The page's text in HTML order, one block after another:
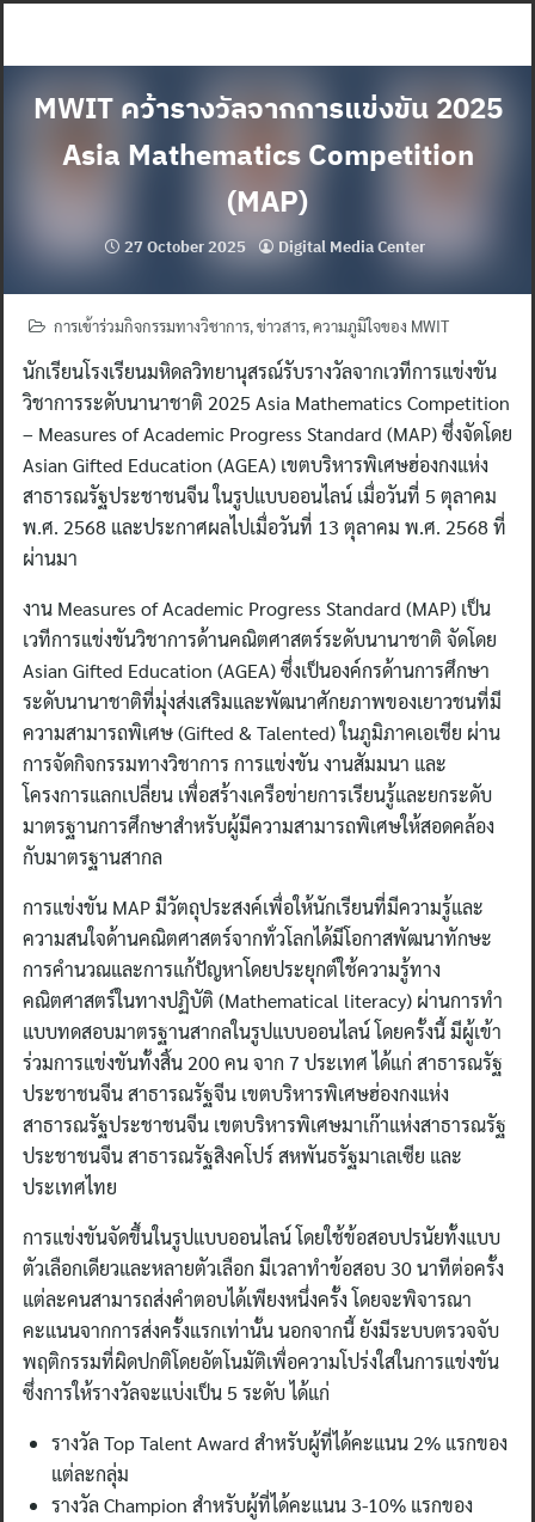
MWIT คว้ารางวัลจากการแข่งขัน 2025
Asia Mathematics Competition
(MAP)
27 October 2025 Digital Media Center
การเข้าร่วมกิจกรรมทางวิชาการ,ข่าวสาร,ความภูมิใจของ MWIT
นักเรียนโรงเรียนมหิดลวิทยานุสรณ์รับรางวัลจากเวทีการแข่งขัน
วิชาการระดับนานาชาติ 2025 Asia Mathematics Competition
– Measures of Academic Progress Standard (MAP) ซึ่งจัดโดย
Asian Gifted Education (AGEA) เขตบริหารพิเศษฮ่องกงแห่ง
สาธารณรัฐประชาชนจีน ในรูปแบบออนไลน์ เมื่อวันที่ 5 ตุลาคม
พ.ศ. 2568 และประกาศผลไปเมื่อวันที่ 13 ตุลาคม พ.ศ. 2568 ที่
ผ่านมา
งาน Measures of Academic Progress Standard (MAP) เป็น
เวทีการแข่งขันวิชาการด้านคณิตศาสตร์ระดับนานาชาติ จัดโดย
Asian Gifted Education (AGEA) ซึ่งเป็นองค์กรด้านการศึกษา
ระดับนานาชาติที่มุ่งส่งเสริมและพัฒนาศักยภาพของเยาวชนที่มี
ความสามารถพิเศษ (Gifted & Talented) ในภูมิภาคเอเชีย ผ่าน
การจัดกิจกรรมทางวิชาการ การแข่งขัน งานสัมมนา และ
โครงการแลกเปลี่ยน เพื่อสร้างเครือข่ายการเรียนรู้และยกระดับ
มาตรฐานการศึกษาสำหรับผู้มีความสามารถพิเศษให้สอดคล้อง
กับมาตรฐานสากล
การแข่งขัน MAP มีวัตถุประสงค์เพื่อให้นักเรียนที่มีความรู้และ
ความสนใจด้านคณิตศาสตร์จากทั่วโลกได้มีโอกาสพัฒนาทักษะ
การคำนวณและการแก้ปัญหาโดยประยุกต์ใช้ความรู้ทาง
คณิตศาสตร์ในทางปฏิบัติ (Mathematical literacy) ผ่านการทำ
แบบทดสอบมาตรฐานสากลในรูปแบบออนไลน์ โดยครั้งนี้ มีผู้เข้า
ร่วมการแข่งขันทั้งสิ้น 200 คน จาก 7 ประเทศ ได้แก่ สาธารณรัฐ
ประชาชนจีน สาธารณรัฐจีน เขตบริหารพิเศษฮ่องกงแห่ง
สาธารณรัฐประชาชนจีน เขตบริหารพิเศษมาเก๊าแห่งสาธารณรัฐ
ประชาชนจีน สาธารณรัฐสิงคโปร์ สหพันธรัฐมาเลเซีย และ
ประเทศไทย
การแข่งขันจัดขึ้นในรูปแบบออนไลน์ โดยใช้ข้อสอบปรนัยทั้งแบบ
ตัวเลือกเดียวและหลายตัวเลือก มีเวลาทำข้อสอบ 30 นาทีต่อครั้ง
แต่ละคนสามารถส่งคำตอบได้เพียงหนึ่งครั้ง โดยจะพิจารณา
คะแนนจากการส่งครั้งแรกเท่านั้น นอกจากนี้ ยังมีระบบตรวจจับ
พฤติกรรมที่ผิดปกติโดยอัตโนมัติเพื่อความโปร่งใสในการแข่งขัน
ซึ่งการให้รางวัลจะแบ่งเป็น 5 ระดับ ได้แก่
รางวัล Top Talent Award สำหรับผู้ที่ได้คะแนน 2% แรกของ
แต่ละกลุ่ม
รางวัล Champion สำหรับผู้ที่ได้คะแนน 3-10% แรกของ